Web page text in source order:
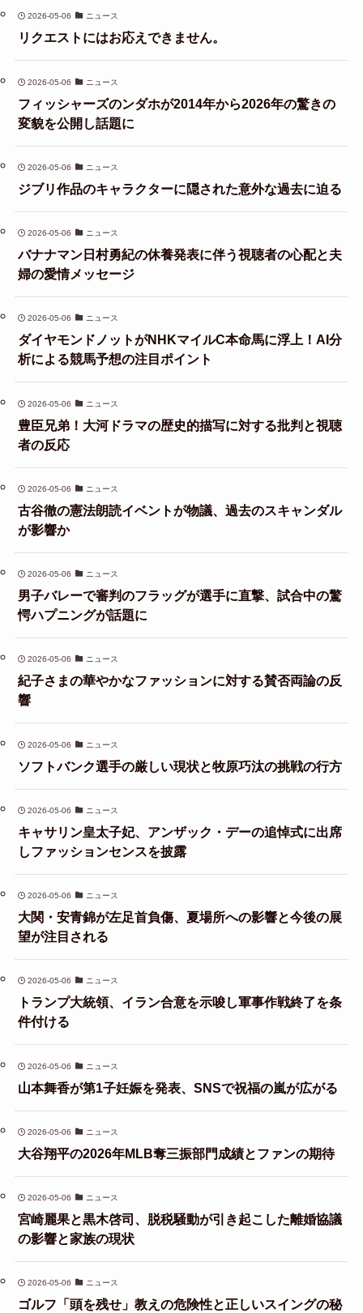
2026-05-06 ニュース
リクエストにはお応えできません。
2026-05-06 ニュース
フィッシャーズのンダホが2014年から2026年の驚きの
変貌を公開し話題に
2026-05-06 ニュース
ジブリ作品のキャラクターに隠された意外な過去に迫る
2026-05-06 ニュース
バナナマン日村勇紀の休養発表に伴う視聴者の心配と夫
婦の愛情メッセージ
2026-05-06 ニュース
ダイヤモンドノットがNHKマイルC本命馬に浮上！AI分
析による競馬予想の注目ポイント
2026-05-06 ニュース
豊臣兄弟！大河ドラマの歴史的描写に対する批判と視聴
者の反応
2026-05-06 ニュース
古谷徹の憲法朗読イベントが物議、過去のスキャンダル
が影響か
2026-05-06 ニュース
男子バレーで審判のフラッグが選手に直撃、試合中の驚
愕ハプニングが話題に
2026-05-06 ニュース
紀子さまの華やかなファッションに対する賛否両論の反
響
2026-05-06 ニュース
ソフトバンク選手の厳しい現状と牧原巧汰の挑戦の行方
2026-05-06 ニュース
キャサリン皇太子妃、アンザック・デーの追悼式に出席
しファッションセンスを披露
2026-05-06 ニュース
大関・安青錦が左足首負傷、夏場所への影響と今後の展
望が注目される
2026-05-06 ニュース
トランプ大統領、イラン合意を示唆し軍事作戦終了を条
件付ける
2026-05-06 ニュース
山本舞香が第1子妊娠を発表、SNSで祝福の嵐が広がる
2026-05-06 ニュース
大谷翔平の2026年MLB奪三振部門成績とファンの期待
2026-05-06 ニュース
宮崎麗果と黒木啓司、脱税騒動が引き起こした離婚協議
の影響と家族の現状
2026-05-06 ニュース
ゴルフ「頭を残せ」教えの危険性と正しいスイングの秘